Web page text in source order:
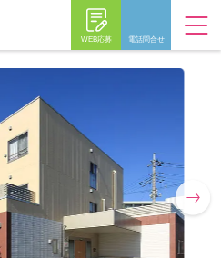
電話問合せ
WEB応募